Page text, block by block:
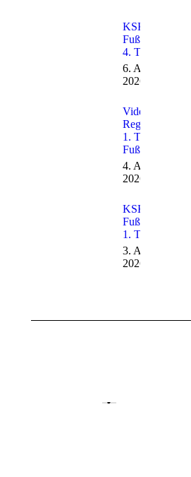
KSK-SVE
Fußballcamp
4. Tag
6. August
2026
Video von
Regio TV –
1. Tag
Fußballcamp
4. August
2026
KSK-SVE
Fußballcamp
1. Tag
3. August
2026